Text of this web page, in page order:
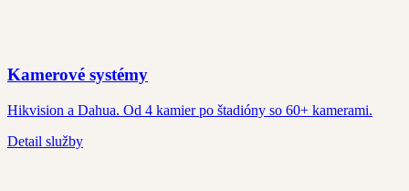
Kamerové systémy
Hikvision a Dahua. Od 4 kamier po štadióny so 60+ kamerami.
Detail služby